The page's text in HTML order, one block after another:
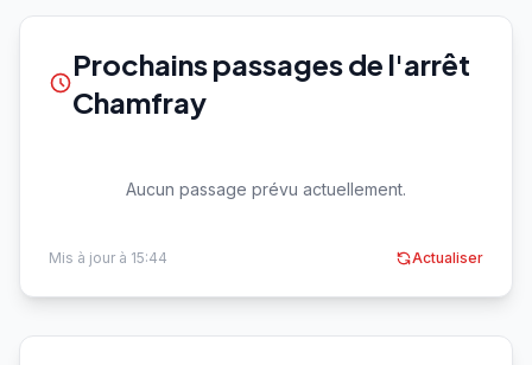
Prochains passages de l'arrêt
Chamfray
Aucun passage prévu actuellement.
Mis à jour à 15:44 Actualiser